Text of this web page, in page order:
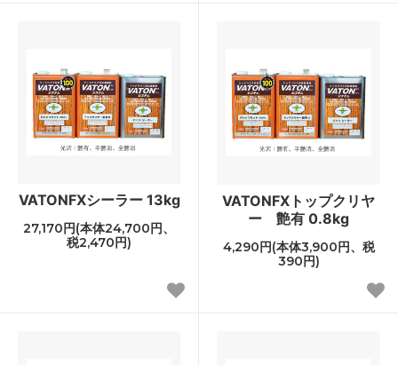
VATONFXシーラー 13kg
27,170円(本体24,700円、
税2,470円)
VATONFXトップクリヤ
ー 艶有 0.8kg
4,290円(本体3,900円、税
390円)